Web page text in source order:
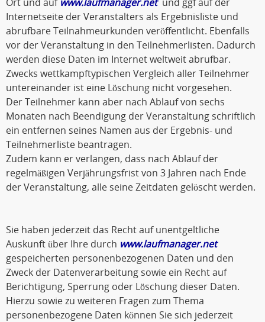
Internetseite der Veranstalters als Ergebnisliste und
abrufbare Teilnahmeurkunden veröffentlicht. Ebenfalls
vor der Veranstaltung in den Teilnehmerlisten. Dadurch
werden diese Daten im Internet weltweit abrufbar.
Zwecks wettkampftypischen Vergleich aller Teilnehmer
untereinander ist eine Löschung nicht vorgesehen.
Der Teilnehmer kann aber nach Ablauf von sechs
Monaten nach Beendigung der Veranstaltung schriftlich
ein entfernen seines Namen aus der Ergebnis- und
Teilnehmerliste beantragen.
Zudem kann er verlangen, dass nach Ablauf der
regelmäßigen Verjährungsfrist von 3 Jahren nach Ende
der Veranstaltung, alle seine Zeitdaten gelöscht werden.
Sie haben jederzeit das Recht auf unentgeltliche
Auskunft über Ihre durch www.laufmanager.net
gespeicherten personenbezogenen Daten und den
Zweck der Datenverarbeitung sowie ein Recht auf
Berichtigung, Sperrung oder Löschung dieser Daten.
Hierzu sowie zu weiteren Fragen zum Thema
personenbezogene Daten können Sie sich jederzeit